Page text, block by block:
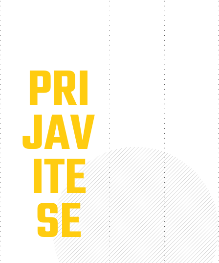
PRI
JAV
ITE
SE